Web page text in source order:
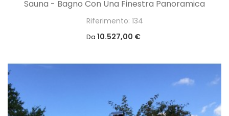
Sauna - Bagno Con Una Finestra Panoramica
Riferimento: 134
Da 10.527,00 €